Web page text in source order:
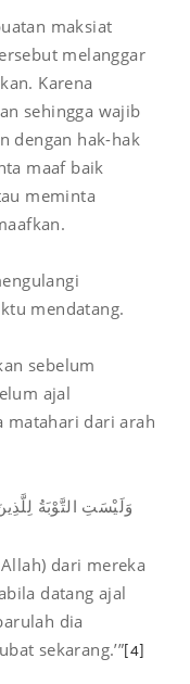
maksiat
melanggar
Karena
sehingga wajib
dengan hak-hak
maaf baik
meminta
mendatang.
sebelum
ajal
matahari dari arah
وَلَيْسَتِ التَّوْبَةُ
dari mereka
datang ajal
dia
sekarang.’” [4]